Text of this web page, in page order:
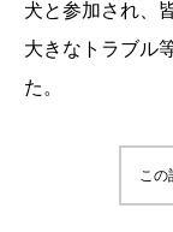
犬と参加され、
大きなトラブル
た。
この